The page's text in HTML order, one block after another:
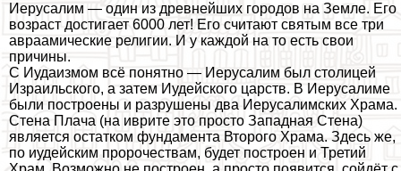
Иерусалим — один из древнейших городов на Земле. Его
возраст достигает 6000 лет! Его считают святым все три
авраамические религии. И у каждой на то есть свои
причины.
С Иудаизмом всё понятно — Иерусалим был столицей
Израильского, а затем Иудейского царств. В Иерусалиме
были построены и разрушены два Иерусалимских Храма.
Стена Плача (на иврите это просто Западная Стена)
является остатком фундамента Второго Храма. Здесь же,
по иудейским пророчествам, будет построен и Третий